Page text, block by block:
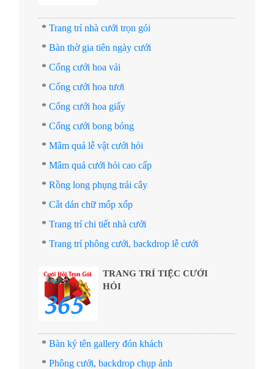
* Trang trí nhà cưới trọn gói
* Bàn thờ gia tiên ngày cưới
* Cổng cưới hoa vải
* Cổng cưới hoa tươi
* Cổng cưới hoa giấy
* Cổng cưới bong bóng
* Mâm quả lễ vật cưới hỏi
* Mâm quả cưới hỏi cao cấp
* Rồng long phụng trái cây
* Cắt dán chữ mốp xốp
* Trang trí chi tiết nhà cưới
* Trang trí phông cưới, backdrop lễ cưới
TRANG TRÍ TIỆC CƯỚI
HỎI
* Bàn ký tên gallery đón khách
* Phông cưới, backdrop chụp ảnh